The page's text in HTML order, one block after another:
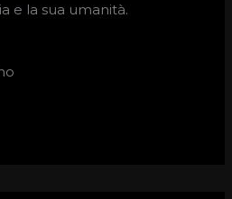
e la sua umanità.